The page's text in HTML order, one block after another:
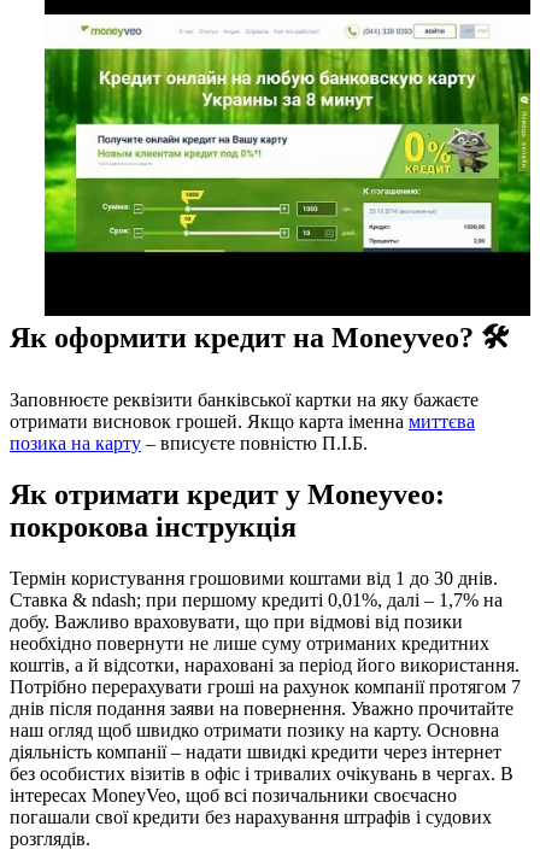
Як оформити кредит на Moneyveo? 🛠️
Заповнюєте реквізити банківської картки на яку бажаєте
отримати висновок грошей. Якщо карта іменна миттєва
позика на карту – вписуєте повністю П.І.Б.
Як отримати кредит у Moneyveo:
покрокова інструкція
Термін користування грошовими коштами від 1 до 30 днів.
Ставка & ndash; при першому кредиті 0,01%, далі – 1,7% на
добу. Важливо враховувати, що при відмові від позики
необхідно повернути не лише суму отриманих кредитних
коштів, а й відсотки, нараховані за період його використання.
Потрібно перерахувати гроші на рахунок компанії протягом 7
днів після подання заяви на повернення. Уважно прочитайте
наш огляд щоб швидко отримати позику на карту. Основна
діяльність компанії – надати швидкі кредити через інтернет
без особистих візитів в офіс і тривалих очікувань в чергах. В
інтересах MoneyVeo, щоб всі позичальники своєчасно
погашали свої кредити без нарахування штрафів і судових
розглядів.